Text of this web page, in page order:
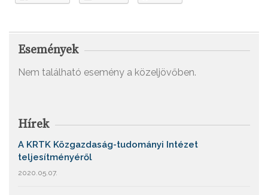
Események
Nem található esemény a közeljövőben.
Hírek
A KRTK Közgazdaság-tudományi Intézet
teljesítményéről
2020.05.07.